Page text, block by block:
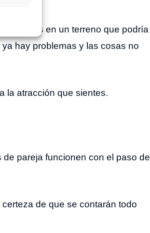
entrarás en un terreno que podría
hay problemas y las cosas no
la atracción que sientes.
pareja funcionen con el paso de
de que se contarán todo